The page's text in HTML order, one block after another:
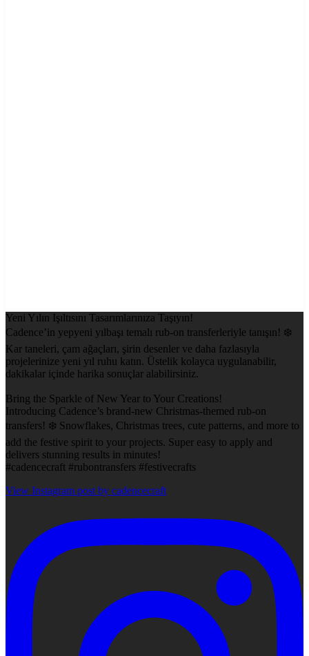
Yeni Yılın Işıltısını Tasarımlarınıza Taşıyın!
Cadence’in yepyeni yılbaşı temalı rub-on transferleriyle tanışın! ❄️
Kar taneleri, çam ağaçları, şirin desenler ve daha fazlasıyla
projelerinize yeni yıl ruhu katın. Üstelik kolayca uygulanabilir,
dakikalar içinde harika sonuçlar alabilirsiniz.
Bring the Sparkle of New Year to Your Creations!
Introducing Cadence’s brand-new Christmas-themed rub-on
transfers! ❄️ Snowflakes, Christmas trees, cute patterns, and more to
add the festive spirit to your projects. Super easy to apply and
delivers stunning results in minutes!
#cadencecraft #rubontransfers #festivecrafts
View Instagram post by cadencecraft